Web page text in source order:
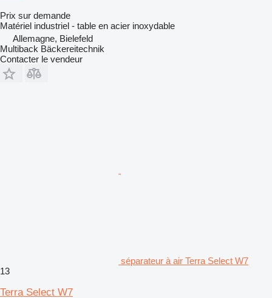
Prix sur demande
Matériel industriel - table en acier inoxydable
Allemagne, Bielefeld
Multiback Bäckereitechnik
Contacter le vendeur
séparateur à air Terra Select W7
13
Terra Select W7